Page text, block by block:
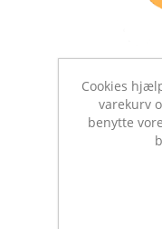
Cookies
varekurv
benytte